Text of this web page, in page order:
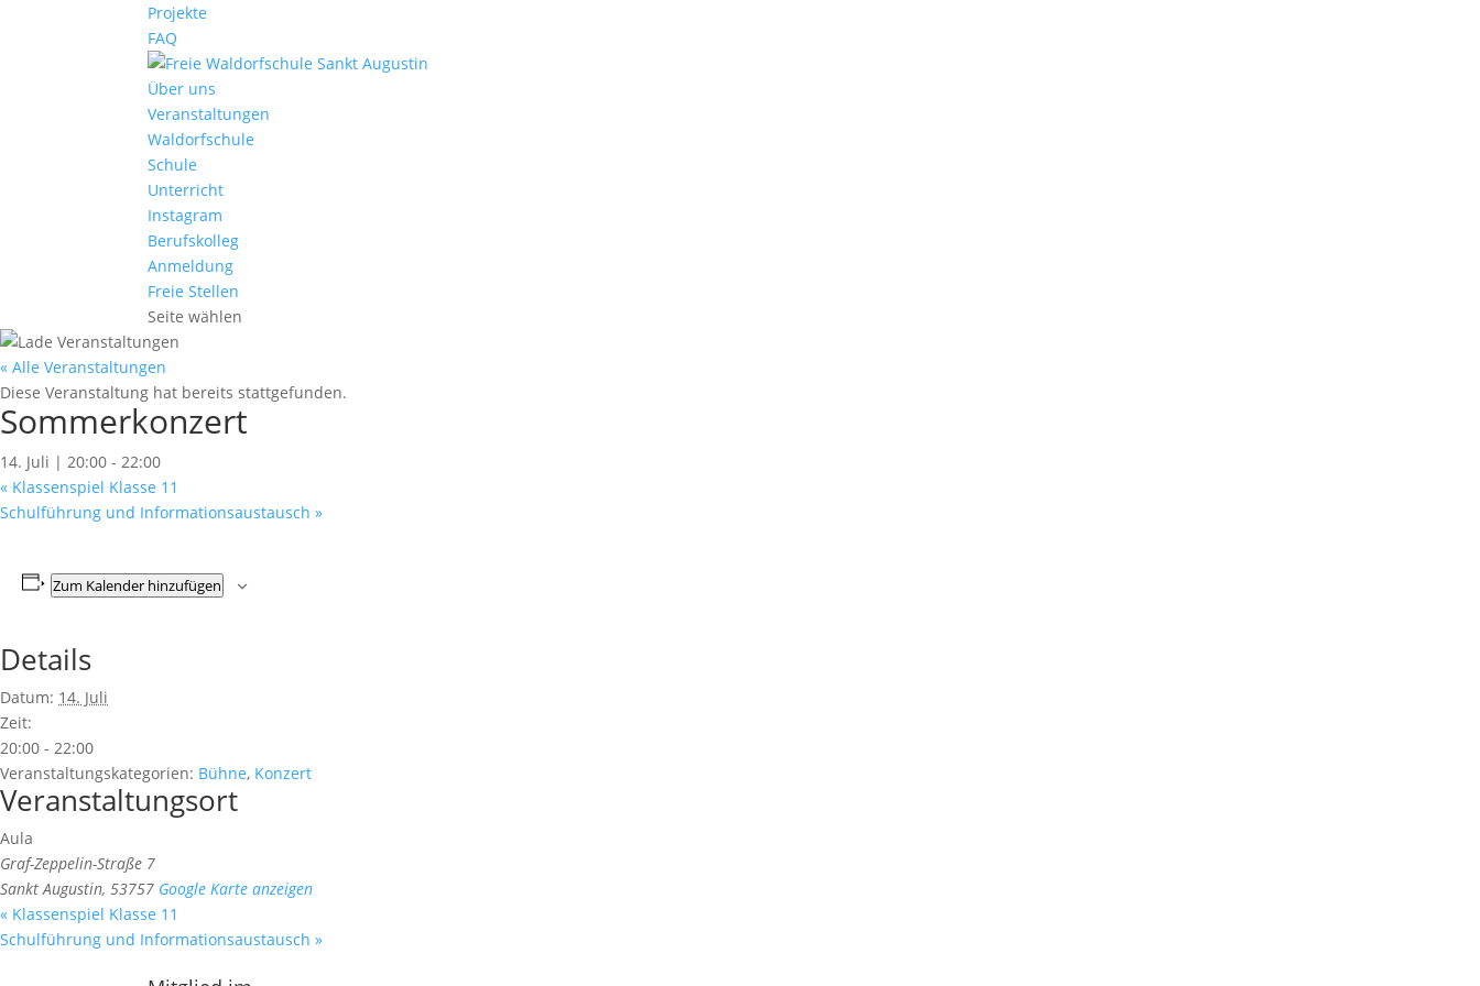
Projekte
FAQ
Über uns
Veranstaltungen
Waldorfschule
Schule
Unterricht
Instagram
Berufskolleg
Anmeldung
Freie Stellen
Seite wählen
« Alle Veranstaltungen
Diese Veranstaltung hat bereits stattgefunden.
Sommerkonzert
14. Juli | 20:00 - 22:00
« Klassenspiel Klasse 11
Schulführung und Informationsaustausch »
Zum Kalender hinzufügen
Details
Datum: 14. Juli
Zeit:
20:00 - 22:00
Veranstaltungskategorien: Bühne, Konzert
Veranstaltungsort
Aula
Graf-Zeppelin-Straße 7
Sankt Augustin, 53757 Google Karte anzeigen
« Klassenspiel Klasse 11
Schulführung und Informationsaustausch »